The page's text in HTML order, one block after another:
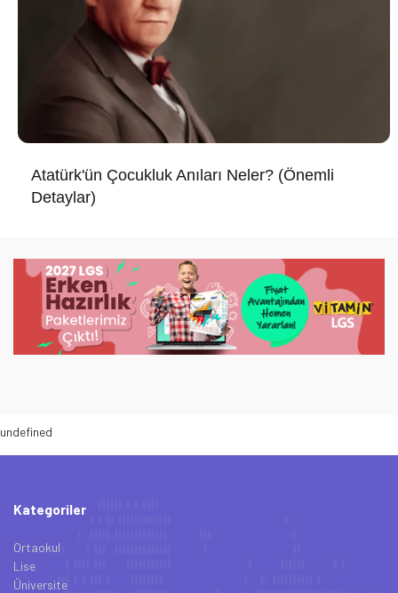
Atatürk'ün Çocukluk Anıları Neler? (Önemli
Detaylar)
undefined
Kategoriler
Ortaokul
Lise
Üniversite